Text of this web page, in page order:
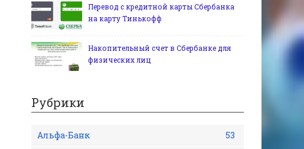
Перевод с кредитной карты Сбербанка
на карту Тинькофф
Накопительный счет в Сбербанке для
физических лиц
Рубрики
Альфа-Банк
53